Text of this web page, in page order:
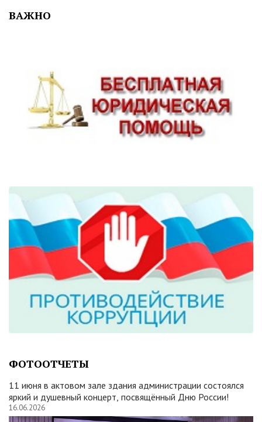
ВАЖНО
ФОТООТЧЕТЫ
11 июня в актовом зале здания администрации состоялся
яркий и душевный концерт, посвящённый Дню России!
16.06.2026